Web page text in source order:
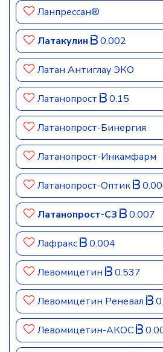
Ланпрессан®
Латакулин 0.002
Латан Антиглау ЭКО
Латанопрост 0.15
Латанопрост-Бинергия
Латанопрост-Инкамфарм
Латанопрост-Оптик
Латанопрост-СЗ 0.007
Лафракс 0.004
Левомицетин 0.537
Левомицетин Реневал
Левомицетин-АКОС